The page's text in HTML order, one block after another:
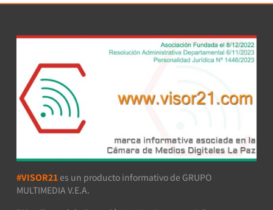
#VISOR21 es un producto informativo de GRUPO
MULTIMEDIA V.E.A.